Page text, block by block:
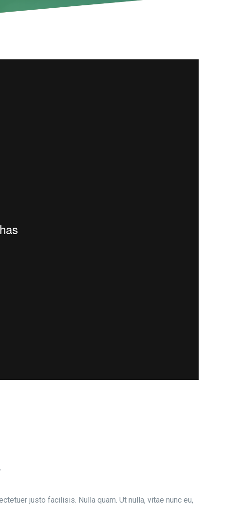
justo facilisis. Nulla quam. Ut nulla, vitae nunc eu,